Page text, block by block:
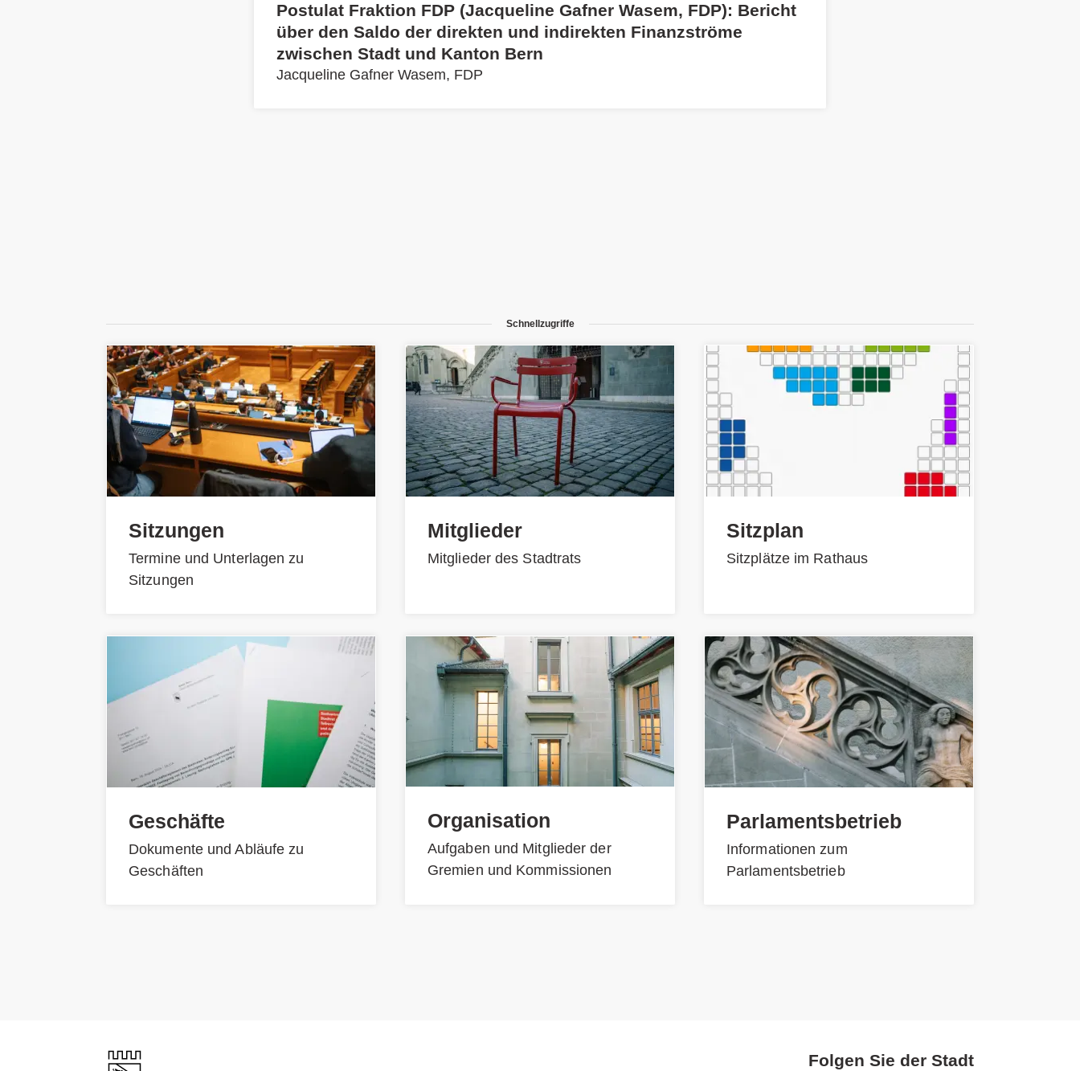
Postulat Fraktion FDP (Jacqueline Gafner Wasem, FDP): Bericht
über den Saldo der direkten und indirekten Finanzströme
zwischen Stadt und Kanton Bern
Jacqueline Gafner Wasem, FDP
Schnellzugriffe
Sitzungen
Termine und Unterlagen zu
Sitzungen
Geschäfte
Dokumente und Abläufe zu
Geschäften
Mitglieder
Mitglieder des Stadtrats
Organisation
Aufgaben und Mitglieder der
Gremien und Kommissionen
Sitzplan
Sitzplätze im Rathaus
Parlamentsbetrieb
Informationen zum
Parlamentsbetrieb
Folgen Sie der Stadt